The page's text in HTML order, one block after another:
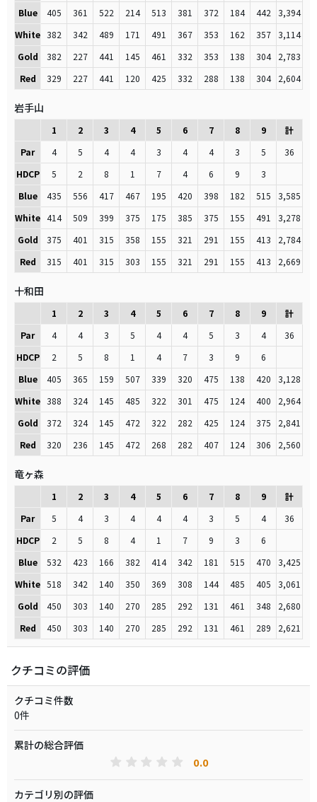
Blue
405 361 522 214 513 381 372 184 442
3,394
White 382 342 489 171 491 367 353 162 357
3,114
Gold
382 227 441 145 461 332 353 138 304
2,783
Red
329 227 441 120 425 332 288 138 304 2,604
岩手山
1 2 3 4 5 6 7 8 9
計
Par
4 5 4 4 3 4 4 3 5
36
HDCP
5 2 8 1 7 4 6 9
3
Blue
435 556 417 467 195 420 398 182 515
3,585
White 414 509 399 375 175 385 375 155 491
3,278
Gold
375 401 315 358 155 321 291 155 413
2,784
Red
315 401 315 303 155 321 291 155 413 2,669
十和田
1 2 3 4 5 6 7 8 9
計
Par
4 4 3 5 4 4 5 3 4
36
HDCP
2 5 8 1 4 7 3 9
6
Blue
405 365 159 507 339 320 475 138 420
3,128
White 388 324 145 485 322 301 475 124 400
2,964
Gold
372 324 145 472 322 282 425 124 375
2,841
Red
320 236 145 472 268 282 407 124 306 2,560
竜ヶ森
1 2 3 4 5 6 7 8 9
計
Par
5 4 3 4 4 4 3 5 4
36
HDCP
2 5 8 4 1 7 9 3
6
Blue
532 423 166 382 414 342 181 515 470
3,425
White 518 342 140 350 369 308 144 485 405
3,061
Gold
450 303 140 270 285 292 131 461 348
2,680
Red
450 303 140 270 285 292 131 461 289 2,621
クチコミの評価
クチコミ件数
0件
累計の総合評価
0.0
カテゴリ別の評価